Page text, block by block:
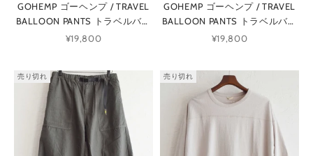
GOHEMP ゴーヘンプ / TRAVEL
BALLOON PANTS トラベルバル
ーンパンツ (KHAKI カーキ)
セール価格
¥19,800
GOHEMP ゴーヘンプ / TRAVEL
BALLOON PANTS トラベルバル
ーンパンツ (ICE GRAY アイスグ
セール価格
¥19,800
売り切れ 売り切れ